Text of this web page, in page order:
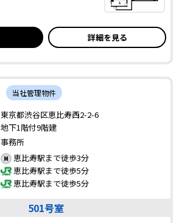
詳細を見る
当社管理物件
東京都渋谷区恵比寿西2-2-6
地下1階付9階建
事務所
恵比寿駅まで徒歩3分
恵比寿駅まで徒歩5分
恵比寿駅まで徒歩5分
501号室